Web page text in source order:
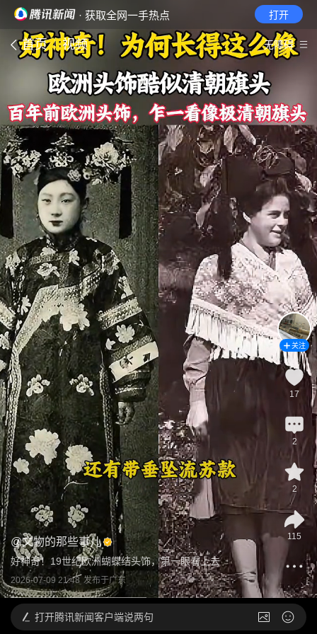
· 获取全网一手热点 打开
首页 视频 无障碍
@文物的那些事儿
好神奇！19世纪欧洲蝴蝶结头饰，第一眼看上去
2026-07-09 21:48 发布于广东
关注
17
2
2
115
打开腾讯新闻客户端说两句